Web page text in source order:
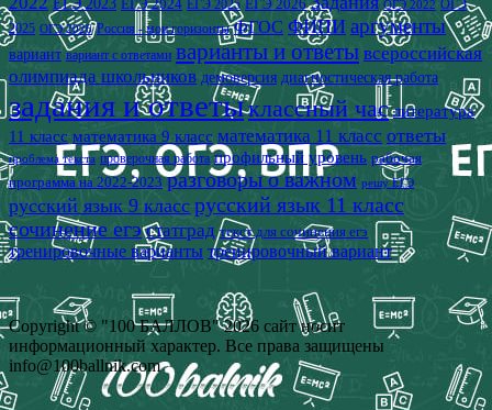
ЕГЭ 2024 ЕГЭ 2025 ЕГЭ 2026 ОГЭ 2022 ОГЭ
2025 ОГЭ 2026 Россия - мои горизонты ФГОС ФИПИ аргументы
вариант вариант с ответами варианты и ответы всероссийская
олимпиада школьников демоверсия диагностическая работа
задания и ответыклассный час литература
11 класс математика 9 класс математика 11 класс ответы
проблема текста проверочная работа профильный уровень рабочая
программа на 2022-2023 разговоры о важном решу ЕГЭ
русский язык 9 класс русский язык 11 класс
сочинение егэ статград текст для сочинения егэ
тренировочные варианты тренировочный вариант
Copyright © "100 БАЛЛОВ" 2026 сайт носит
информационный характер. Все права защищены
info@100ballnik.com